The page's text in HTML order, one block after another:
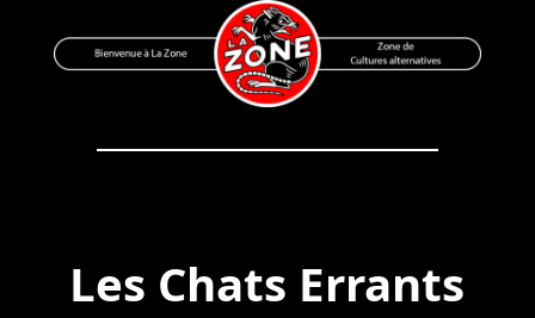
to
Bienvenue à La Zone
Zone de Cultures Alternatives
Les Chats Errants